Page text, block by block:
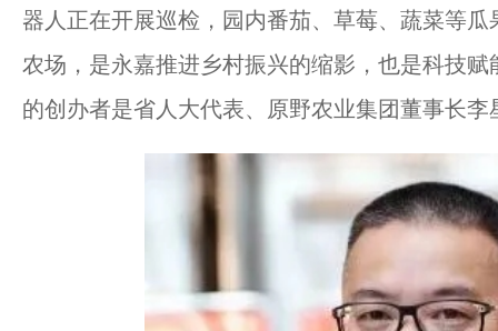
器人正在开展巡检，园内番茄、草莓、蔬菜等
农场，是永嘉推进乡村振兴的缩影，也是科技
的创办者是省人大代表、原野农业集团董事长李